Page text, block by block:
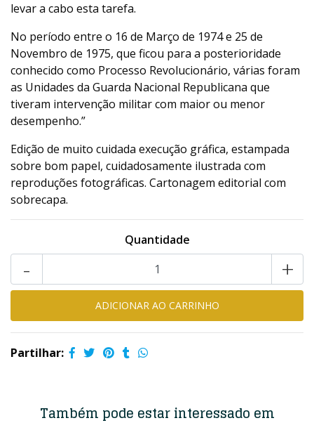
levar a cabo esta tarefa.
No período entre o 16 de Março de 1974 e 25 de
Novembro de 1975, que ficou para a posterioridade
conhecido como Processo Revolucionário, várias foram
as Unidades da Guarda Nacional Republicana que
tiveram intervenção militar com maior ou menor
desempenho.”
Edição de muito cuidada execução gráfica, estampada
sobre bom papel, cuidadosamente ilustrada com
reproduções fotográficas. Cartonagem editorial com
sobrecapa.
Quantidade
+
-
Partilhar:
Também pode estar interessado em